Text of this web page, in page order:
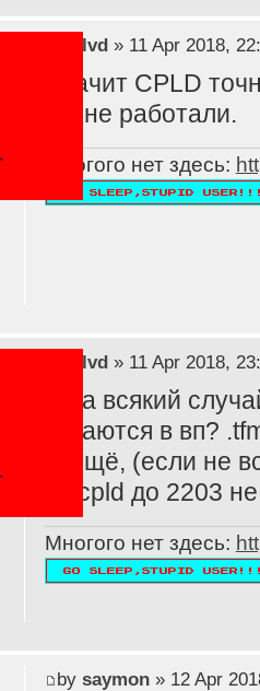
lvd» 11 Apr 2018,
Значит CPLD
бы не работали.
Многого нет здесь:
lvd» 11 Apr 2018,
А на всякий
играются в вп?
И ещё, (если не
от cpld до 2203
Многого нет здесь:
by saymon» 12 Apr